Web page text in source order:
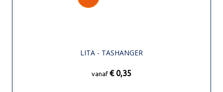
LITA - TASHANGER
vanaf € 0,35